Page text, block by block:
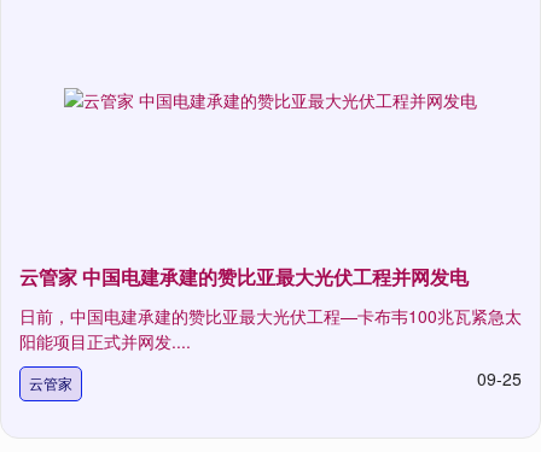
云管家 中国电建承建的赞比亚最大光伏工程并网发电
日前，中国电建承建的赞比亚最大光伏工程—卡布韦100兆瓦紧急太
阳能项目正式并网发....
云管家 09-25